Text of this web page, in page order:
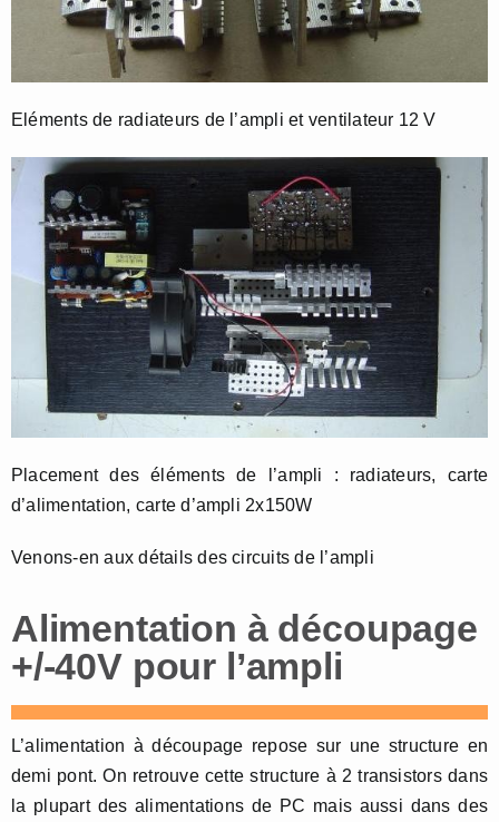
Eléments de radiateurs de l’ampli et ventilateur 12 V
Placement des éléments de l’ampli : radiateurs, carte
d’alimentation, carte d’ampli 2x150W
Venons-en aux détails des circuits de l’ampli
Alimentation à découpage
+/-40V pour l’ampli
L’alimentation à découpage repose sur une structure en
demi pont. On retrouve cette structure à 2 transistors dans
la plupart des alimentations de PC mais aussi dans des